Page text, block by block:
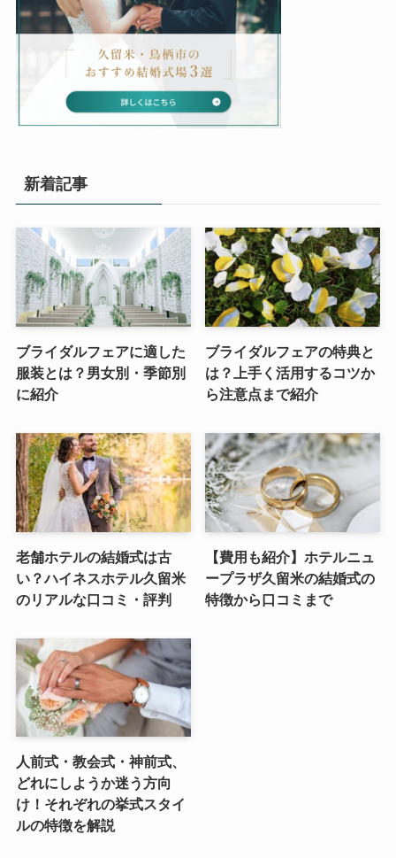
新着記事
ブライダルフェアに適した
服装とは？男女別・季節別
に紹介
ブライダルフェアの特典と
は？上手く活用するコツか
ら注意点まで紹介
老舗ホテルの結婚式は古
い？ハイネスホテル久留米
のリアルな口コミ・評判
【費用も紹介】ホテルニュ
ープラザ久留米の結婚式の
特徴から口コミまで
人前式・教会式・神前式、
どれにしようか迷う方向
け！それぞれの挙式スタイ
ルの特徴を解説